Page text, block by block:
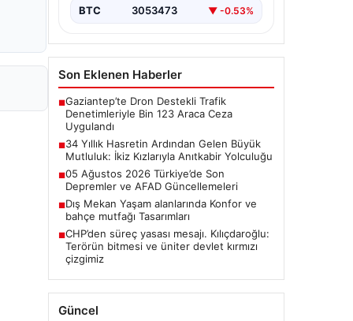
BTC 3053473 ▼ -0.53%
Son Eklenen Haberler
■Gaziantep’te Dron Destekli Trafik
Denetimleriyle Bin 123 Araca Ceza
Uygulandı
■34 Yıllık Hasretin Ardından Gelen Büyük
Mutluluk: İkiz Kızlarıyla Anıtkabir Yolculuğu
■05 Ağustos 2026 Türkiye’de Son
Depremler ve AFAD Güncellemeleri
■Dış Mekan Yaşam alanlarında Konfor ve
bahçe mutfağı Tasarımları
■CHP’den süreç yasası mesajı. Kılıçdaroğlu:
Terörün bitmesi ve üniter devlet kırmızı
çizgimiz
Güncel